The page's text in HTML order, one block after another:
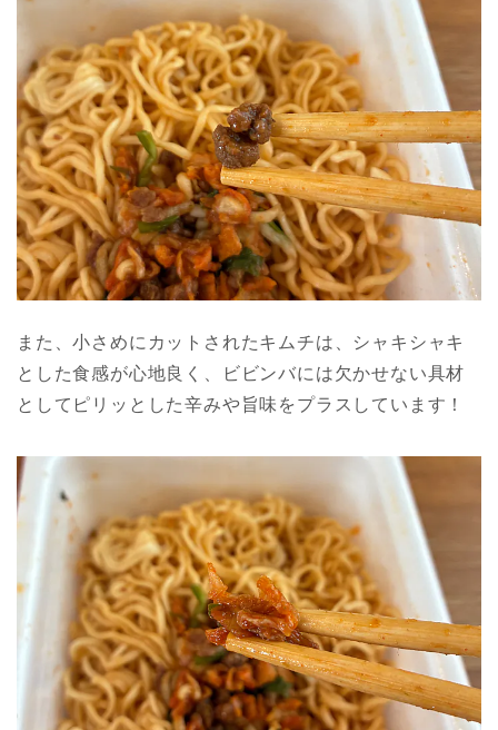
また、小さめにカットされたキムチは、シャキシャキ
とした食感が心地良く、ビビンバには欠かせない具材
としてピリッとした辛みや旨味をプラスしています！